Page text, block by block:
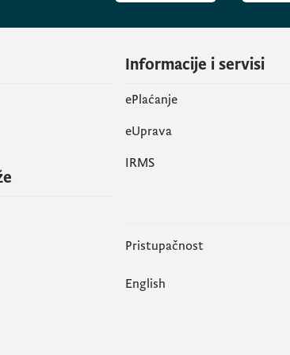
Informacije i servisi
ePlaćanje
eUprava
IRMS
Pristupačnost
English